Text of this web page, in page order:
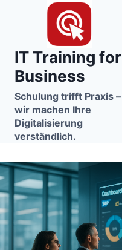
IT Training for
Business
Schulung trifft Praxis –
wir machen Ihre
Digitalisierung
verständlich.